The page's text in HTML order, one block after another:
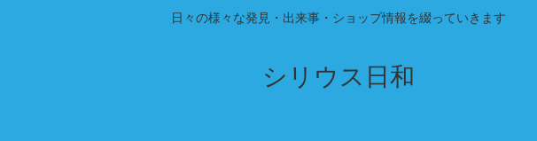
日々の様々な発見・出来事・ショップ情報を綴っていきます
シリウス日和